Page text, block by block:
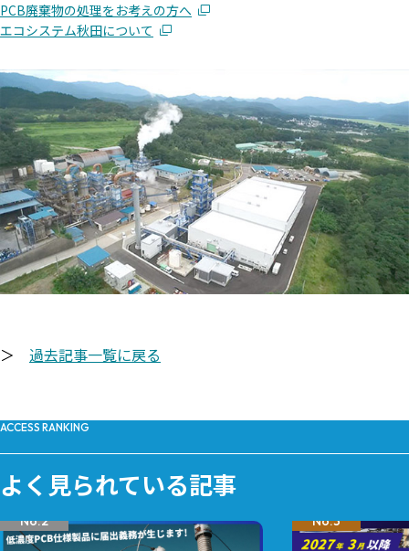
PCB廃棄物の処理をお考えの方へ
エコシステム秋田について
＞ 過去記事一覧に戻る
ACCESS RANKING
よく見られている記事
No.2 No.3